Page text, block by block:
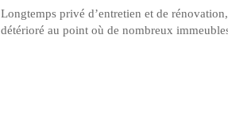
Longtemps privé d’entretien et de
détérioré au point où de nombreux